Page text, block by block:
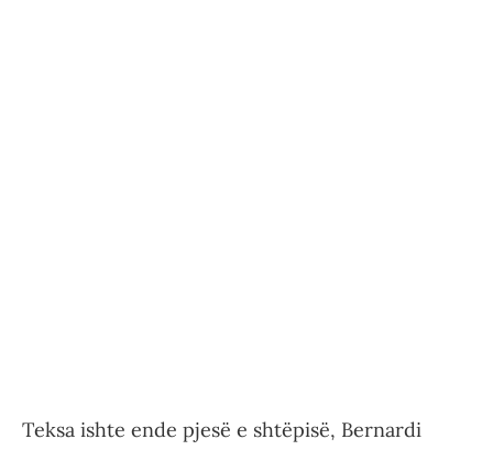
Teksa ishte ende pjesë e shtëpisë, Bernardi